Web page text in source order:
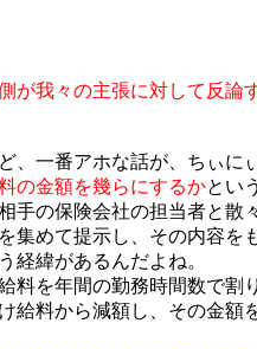
が我々の主張に対して反論
、一番アホな話が、ちぃ
の金額を幾らにするかとい
手の保険会社の担当者と
集めて提示し、その内容
経緯があるんだよね。
料を年間の勤務時間数で
給料から減額し、その金